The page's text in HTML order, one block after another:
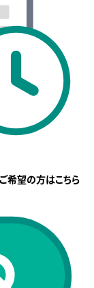
希望の方はこちら